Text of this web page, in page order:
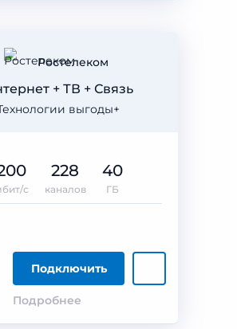
Ростелеком
выгоды+
+ ТВ + Связь
Подключить
Подробнее
с
228
каналов
40
ГБ